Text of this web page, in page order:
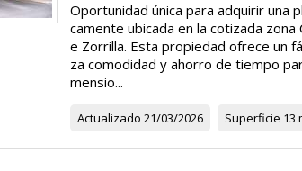
Oportunidad única para adquirir una
camente ubicada en la cotizada zona
e Zorrilla. Esta propiedad ofrece un
za comodidad y ahorro de tiempo
mensio...
Actualizado 21/03/2026 Superficie 13